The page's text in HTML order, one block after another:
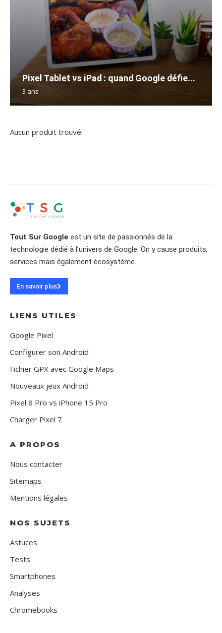
Pixel Tablet vs iPad : quand Google défie...
3 ans
Aucun produit trouvé.
Tout Sur Google est un site de passionnés de la
technologie dédié à l’univers de Google. On y cause produits,
services mais également écosystème.
En savoir plus
LIENS UTILES
Google Pixel
Configurer son Android
Fichier GPX avec Google Maps
Nouveaux jeux Android
Pixel 8 Pro vs iPhone 15 Pro
Charger Pixel 7
A PROPOS
Nous contacter
Sitemaps
Mentions légales
NOS SUJETS
Astuces
Tests
Smartphones
Analyses
Chromebooks